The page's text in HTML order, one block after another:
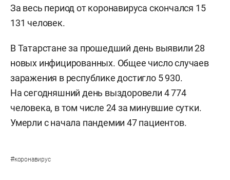
За весь период от коронавируса скончался 15
131 человек.
В Татарстане за прошедший день выявили 28
новых инфицированных. Общее число случаев
заражения в республике достигло 5 930.
На сегодняшний день выздоровели 4 774
человека, в том числе 24 за минувшие сутки.
Умерли с начала пандемии 47 пациентов.
#коронавирус